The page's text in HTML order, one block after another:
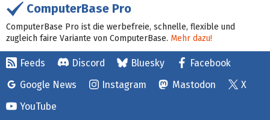
ComputerBase Pro
ComputerBase Pro ist die werbefreie, schnelle, flexible und
zugleich faire Variante von ComputerBase. Mehr dazu!
Feeds Discord Bluesky
Facebook
Google News
Instagram Mastodon
X
YouTube